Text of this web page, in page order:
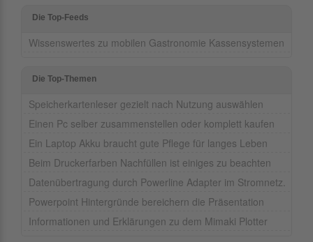
Die Top-Feeds
Wissenswertes zu mobilen Gastronomie Kassensystemen
Die Top-Themen
Speicherkartenleser gezielt nach Nutzung auswählen
Einen Pc selber zusammenstellen oder komplett kaufen
Ein Laptop Akku braucht gute Pflege für langes Leben
Beim Druckerfarben Nachfüllen ist einiges zu beachten
Datenübertragung durch Powerline Adapter im Stromnetz.
Powerpoint Hintergründe bereichern die Präsentation
Informationen und Erklärungen zu dem Mimaki Plotter